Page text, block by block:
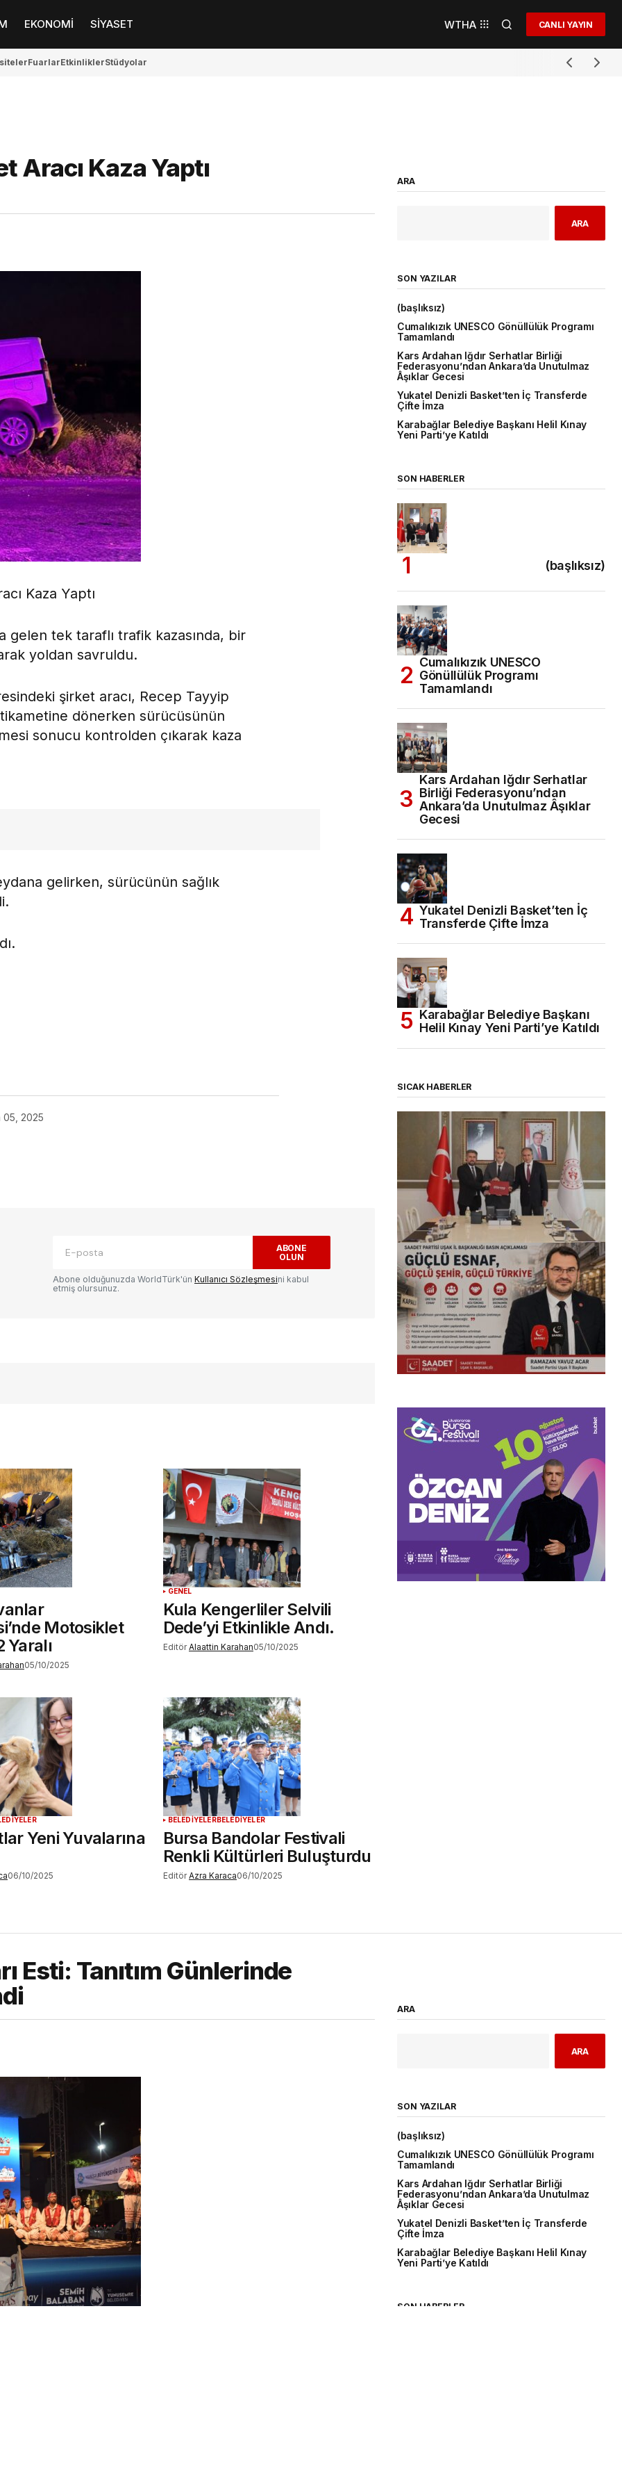
EKONOMİ SİYASET WTHA CANLI YAYIN
FuarlarEtkinliklerStüdyolar
Aracı Kaza Yaptı
Kaza Yaptı
gelen tek taraflı trafik kazasında, bir
yoldan savruldu.
şirket aracı, Recep Tayyip
dönerken sürücüsünün
sonucu kontrolden çıkarak kaza
gelirken, sürücünün sağlık
05, 2025
ABONE
OLUN
Abone olduğunuzda WorldTürk'ün Kullanıcı Sözleşmesini kabul
etmiş olursunuz.
Motosiklet
Yaralı
05/10/2025
GENEL
Kula Kengerliler Selvili
Dede’yi Etkinlikle Andı.
Editör Alaattin Karahan05/10/2025
Yeni Yuvalarına
06/10/2025
BELEDİYELERBELEDİYELER
Bursa Bandolar Festivali
Renkli Kültürleri Buluşturdu
Editör Azra Karaca06/10/2025
ARA
ARA
SON YAZILAR
(başlıksız)
Cumalıkızık UNESCO Gönüllülük Programı
Tamamlandı
Kars Ardahan Iğdır Serhatlar Birliği
Federasyonu’ndan Ankara’da Unutulmaz
Âşıklar Gecesi
Yukatel Denizli Basket’ten İç Transferde
Çifte İmza
Karabağlar Belediye Başkanı Helil Kınay
Yeni Parti’ye Katıldı
SON HABERLER
(başlıksız)
Cumalıkızık UNESCO
Gönüllülük Programı
Tamamlandı
Kars Ardahan Iğdır Serhatlar
Birliği Federasyonu’ndan
Ankara’da Unutulmaz Âşıklar
Gecesi
Yukatel Denizli Basket’ten İç
Transferde Çifte İmza
Karabağlar Belediye Başkanı
Helil Kınay Yeni Parti’ye Katıldı
SICAK HABERLER
(başlıksız)
Alaattin Karahan tarafından 06/08/2026
(başlıksız)
Alaattin Karahan tarafından 14/07/2026
Esti: Tanıtım Günlerinde
ARA
ARA
SON YAZILAR
(başlıksız)
Cumalıkızık UNESCO Gönüllülük Programı
Tamamlandı
Kars Ardahan Iğdır Serhatlar Birliği
Federasyonu’ndan Ankara’da Unutulmaz
Âşıklar Gecesi
Yukatel Denizli Basket’ten İç Transferde
Çifte İmza
Karabağlar Belediye Başkanı Helil Kınay
Yeni Parti’ye Katıldı
SON HABERLER